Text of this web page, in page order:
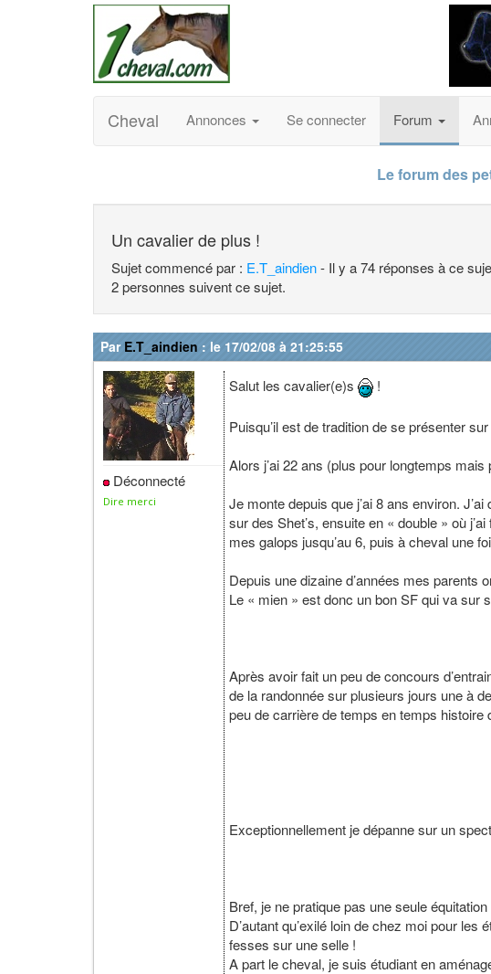
Cheval Annonces Se connecter Forum
Le forum des
Un cavalier de plus !
Sujet commencé par : E.T_aindien- Il y a 74 réponses à ce
2 personnes suivent ce sujet.
Par E.T_aindien : le 17/02/08 à 21:25:55
Déconnecté
Dire merci
Salut les cavalier(e)s !
Puisqu’il est de tradition de se présenter
Alors j’ai 22 ans (plus pour longtemps
Je monte depuis que j’ai 8 ans environ.
sur des Shet’s, ensuite en « double » où
mes galops jusqu’au 6, puis à cheval une
Depuis une dizaine d’années mes parents
Le « mien » est donc un bon SF qui va sur
Après avoir fait un peu de concours
de la randonnée sur plusieurs jours une à
peu de carrière de temps en temps histoire
Exceptionnellement je dépanne sur un
Bref, je ne pratique pas une seule
D’autant qu’exilé loin de chez moi pour les
fesses sur une selle !
A part le cheval, je suis étudiant en